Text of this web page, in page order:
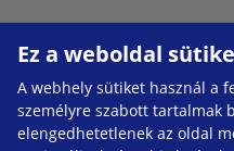
Ez a weboldal
A webhely sütiket használ a
személyre szabott tartalmak
elengedhetetlenek az oldal